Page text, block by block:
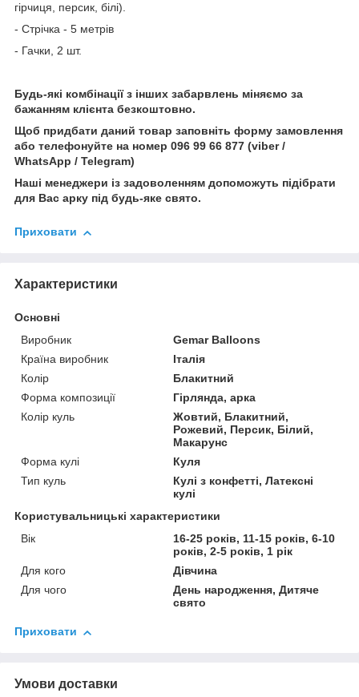
гірчиця, персик, білі).
- Стрічка - 5 метрів
- Гачки, 2 шт.
Будь-які комбінації з інших забарвлень міняємо за
бажанням клієнта безкоштовно.
Щоб придбати даний товар заповніть форму замовлення
або телефонуйте на номер 096 99 66 877 (viber /
WhatsApp / Telegram)
Наші менеджери із задоволенням допоможуть підібрати
для Вас арку під будь-яке свято.
Приховати
Характеристики
Основні
Виробник
Gemar Balloons
Країна виробник
Італія
Колір
Блакитний
Форма композиції
Гірлянда, арка
Колір куль
Жовтий, Блакитний,
Рожевий, Персик, Білий,
Макарунс
Форма кулі
Куля
Тип куль
Кулі з конфетті, Латексні
кулі
Користувальницькі характеристики
Вік
16-25 років, 11-15 років, 6-10
років, 2-5 років, 1 рік
Для кого
Дівчина
Для чого
День народження, Дитяче
свято
Приховати
Умови доставки